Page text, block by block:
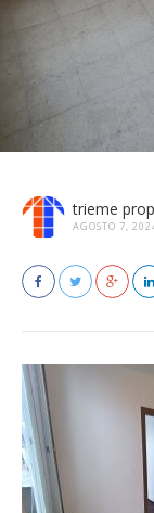
trieme prop
AGOSTO 7,